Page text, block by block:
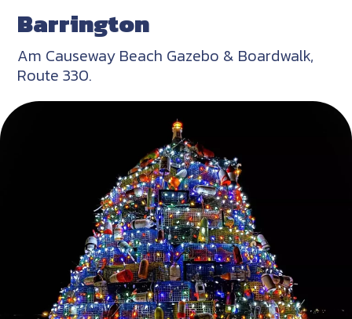
Barrington
Am Causeway Beach Gazebo & Boardwalk,
Route 330.